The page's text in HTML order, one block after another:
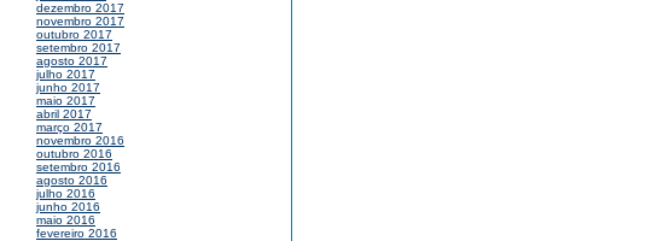
dezembro 2017
novembro 2017
outubro 2017
setembro 2017
agosto 2017
julho 2017
junho 2017
maio 2017
abril 2017
março 2017
novembro 2016
outubro 2016
setembro 2016
agosto 2016
julho 2016
junho 2016
maio 2016
fevereiro 2016